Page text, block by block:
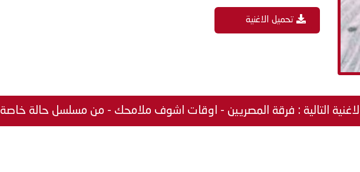
تحميل الاغنية
الاغنية التالية : فرقة المصريين - اوقات اشوف ملامحك - من مسلسل حالة خاصة